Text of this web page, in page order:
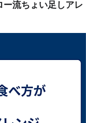
流ちょい足しアレ